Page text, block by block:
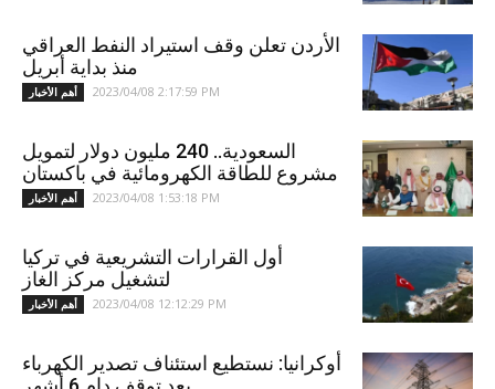
الأردن تعلن وقف استيراد النفط العراقي
منذ بداية أبريل
أهم الأخبار 2023/04/08 2:17:59 PM
السعودية.. 240 مليون دولار لتمويل
مشروع للطاقة الكهرومائية في باكستان
أهم الأخبار 2023/04/08 1:53:18 PM
أول القرارات التشريعية في تركيا
لتشغيل مركز الغاز
أهم الأخبار 2023/04/08 12:12:29 PM
أوكرانيا: نستطيع استئناف تصدير الكهرباء